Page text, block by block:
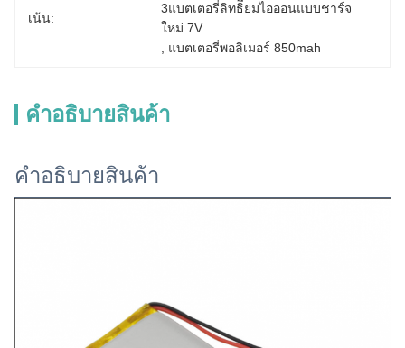
เน้น:
3แบตเตอรี่ลิทธิียมไอออนแบบชาร์จ
ใหม่.7V
แบตเตอรี่พอลิเมอร์ 850mah
คําอธิบายสินค้า
คําอธิบายสินค้า